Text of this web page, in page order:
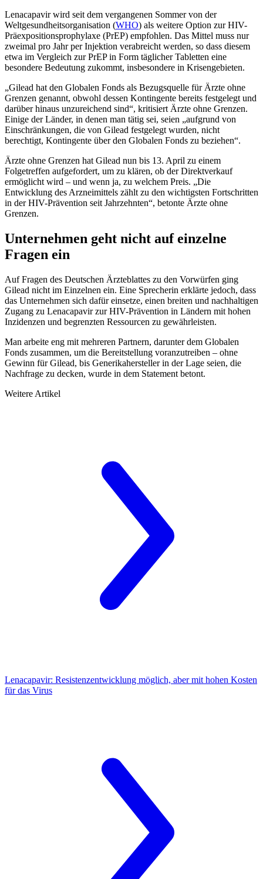
Lenacapavir wird seit dem vergangenen Sommer von der
Weltgesundheitsorganisation (WHO) als weitere Option zur HIV-
Präexpositionsprophylaxe (PrEP) empfohlen. Das Mittel muss nur
zweimal pro Jahr per Injektion verabreicht werden, so dass diesem
etwa im Vergleich zur PrEP in Form täglicher Tabletten eine
besondere Bedeutung zukommt, insbesondere in Krisengebieten.
„Gilead hat den Globalen Fonds als Bezugsquelle für Ärzte ohne
Grenzen genannt, obwohl dessen Kontingente bereits festgelegt und
darüber hinaus unzureichend sind“, kritisiert Ärzte ohne Grenzen.
Einige der Länder, in denen man tätig sei, seien „aufgrund von
Einschränkungen, die von Gilead festgelegt wurden, nicht
berechtigt, Kontingente über den Globalen Fonds zu beziehen“.
Ärzte ohne Grenzen hat Gilead nun bis 13. April zu einem
Folgetreffen aufgefordert, um zu klären, ob der Direktverkauf
ermöglicht wird – und wenn ja, zu welchem Preis. „Die
Entwicklung des Arzneimittels zählt zu den wichtigsten Fortschritten
in der HIV-Prävention seit Jahrzehnten“, betonte Ärzte ohne
Grenzen.
Unternehmen geht nicht auf einzelne
Fragen ein
Auf Fragen des Deutschen Ärzteblattes zu den Vorwürfen ging
Gilead nicht im Einzelnen ein. Eine Sprecherin erklärte jedoch, dass
das Unternehmen sich dafür einsetze, einen breiten und nachhaltigen
Zugang zu Lenacapavir zur HIV-Prävention in Ländern mit hohen
Inzidenzen und begrenzten Ressourcen zu gewährleisten.
Man arbeite eng mit mehreren Partnern, darunter dem Globalen
Fonds zusammen, um die Bereitstellung voranzutreiben – ohne
Gewinn für Gilead, bis Generikahersteller in der Lage seien, die
Nachfrage zu decken, wurde in dem Statement betont.
Weitere Artikel
Lenacapavir: Resistenzentwicklung möglich, aber mit hohen Kosten
für das Virus